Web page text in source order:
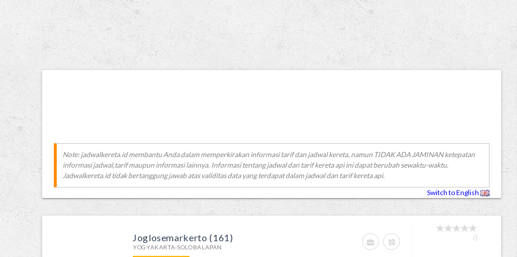
Note: jadwalkereta.id membantu Anda dalam memperkirakan informasi tarif dan jadwal kereta, namun TIDAK ADA JAMINAN ketepatan
informasi jadwal,tarif maupun informasi lainnya. Informasi tentang jadwal dan tarif kereta api ini dapat berubah sewaktu-waktu.
Jadwalkereta.id tidak bertanggung jawab atas validitas data yang terdapat dalam jadwal dan tarif kereta api.
Switch to English
Joglosemarkerto (161)
YOGYAKARTA-SOLOBALAPAN
0